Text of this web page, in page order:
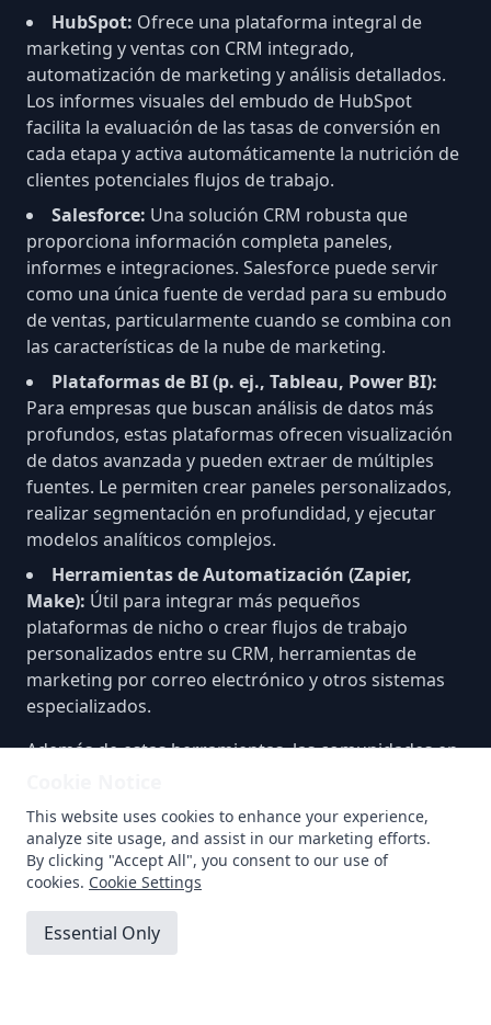
HubSpot: Ofrece una plataforma integral de
marketing y ventas con CRM integrado,
automatización de marketing y análisis detallados.
Los informes visuales del embudo de HubSpot
facilita la evaluación de las tasas de conversión en
cada etapa y activa automáticamente la nutrición de
clientes potenciales flujos de trabajo.
Salesforce: Una solución CRM robusta que
proporciona información completa paneles,
informes e integraciones. Salesforce puede servir
como una única fuente de verdad para su embudo
de ventas, particularmente cuando se combina con
las características de la nube de marketing.
Plataformas de BI (p. ej., Tableau, Power BI):
Para empresas que buscan análisis de datos más
profundos, estas plataformas ofrecen visualización
de datos avanzada y pueden extraer de múltiples
fuentes. Le permiten crear paneles personalizados,
realizar segmentación en profundidad, y ejecutar
modelos analíticos complejos.
Herramientas de Automatización (Zapier,
Make): Útil para integrar más pequeños
plataformas de nicho o crear flujos de trabajo
personalizados entre su CRM, herramientas de
marketing por correo electrónico y otros sistemas
especializados.
Además de estas herramientas, las comunidades en
embudo. Sitios web comoMediumyLinkedIn Learning
a menudo tienen cursos especializados o artículos
que profundizan en técnicas analíticas avanzadas.
Participar en seminarios web organizados por
proveedores de CRM o expertos en análisis también
puede ofrecer nuevas perspectivas y consejos de
This website uses cookies to enhance your experience,
analyze site usage, and assist in our marketing efforts.
By clicking "Accept All", you consent to our use of
cookies. Cookie Settings
Essential Only